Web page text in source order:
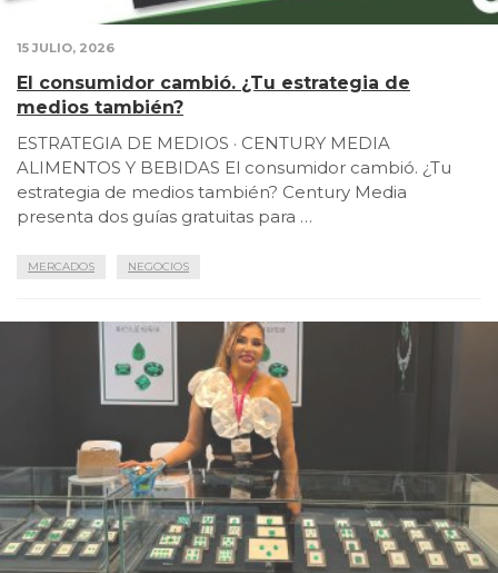
15 JULIO, 2026
El consumidor cambió. ¿Tu estrategia de
medios también?
ESTRATEGIA DE MEDIOS · CENTURY MEDIA
ALIMENTOS Y BEBIDAS El consumidor cambió. ¿Tu
estrategia de medios también? Century Media
presenta dos guías gratuitas para …
MERCADOS NEGOCIOS